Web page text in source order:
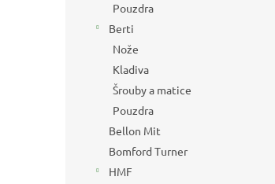
Pouzdra
Berti
Nože
Kladiva
Šrouby a matice
Pouzdra
Bellon Mit
Bomford Turner
HMF